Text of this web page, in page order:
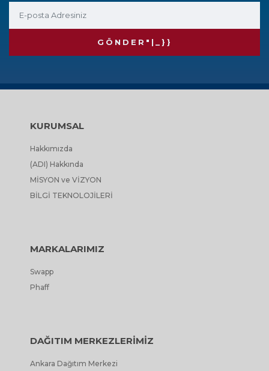
GÖNDER"|_}}
KURUMSAL
Hakkımızda
(ADI) Hakkında
MİSYON ve VİZYON
BİLGİ TEKNOLOJİLERİ
MARKALARIMIZ
Swapp
Phaff
DAĞITIM MERKEZLERİMİZ
Ankara Dağıtım Merkezi